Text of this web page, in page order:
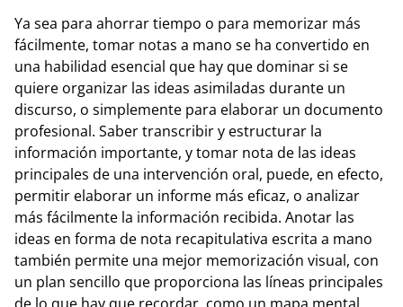
Ya sea para ahorrar tiempo o para memorizar más
fácilmente, tomar notas a mano se ha convertido en
una habilidad esencial que hay que dominar si se
quiere organizar las ideas asimiladas durante un
discurso, o simplemente para elaborar un documento
profesional. Saber transcribir y estructurar la
información importante, y tomar nota de las ideas
principales de una intervención oral, puede, en efecto,
permitir elaborar un informe más eficaz, o analizar
más fácilmente la información recibida. Anotar las
ideas en forma de nota recapitulativa escrita a mano
también permite una mejor memorización visual, con
un plan sencillo que proporciona las líneas principales